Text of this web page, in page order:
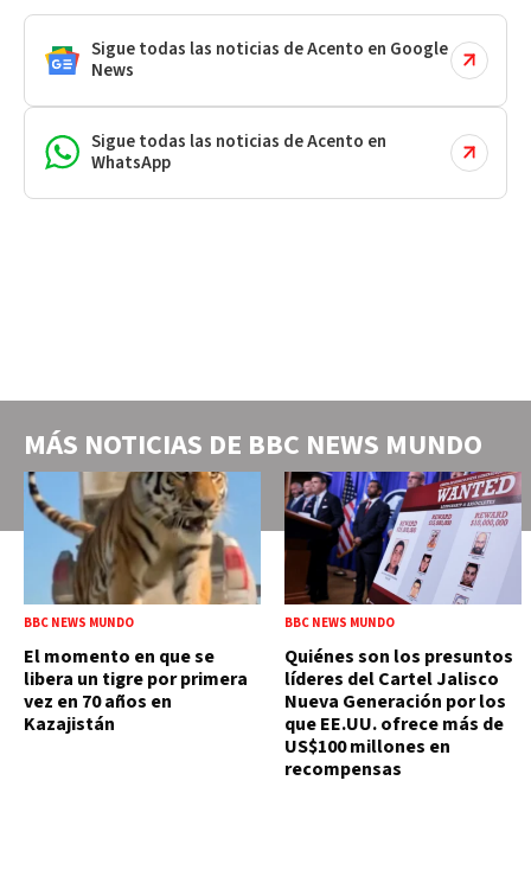
Sigue todas las noticias de Acento en Google
News
Sigue todas las noticias de Acento en
WhatsApp
MÁS NOTICIAS DE BBC NEWS MUNDO
BBC NEWS MUNDO
El momento en que se
libera un tigre por primera
vez en 70 años en
Kazajistán
BBC NEWS MUNDO
Quiénes son los presuntos
líderes del Cartel Jalisco
Nueva Generación por los
que EE.UU. ofrece más de
US$100 millones en
recompensas